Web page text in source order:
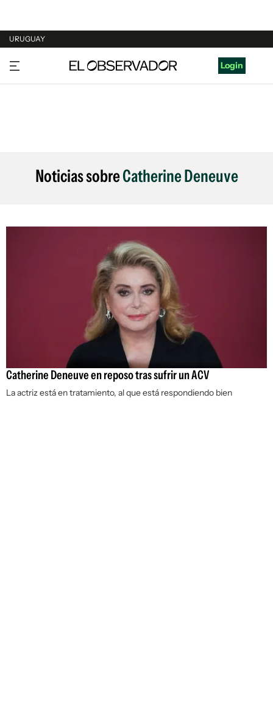
URUGUAY
URUGUAY
ARGENTINA
Login
Noticias sobreCatherine Deneuve
Catherine Deneuve en reposo tras sufrir un ACV
La actriz está en tratamiento, al que está respondiendo bien